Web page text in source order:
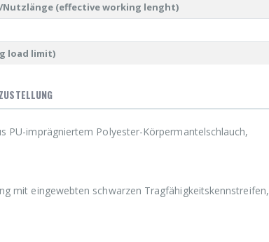
Nutzlänge (effective working lenght)
load limit)
PU-imprägniertem Polyester-Körpermantelschlauch,
mit eingewebten schwarzen Tragfähigkeitskennstreifen,